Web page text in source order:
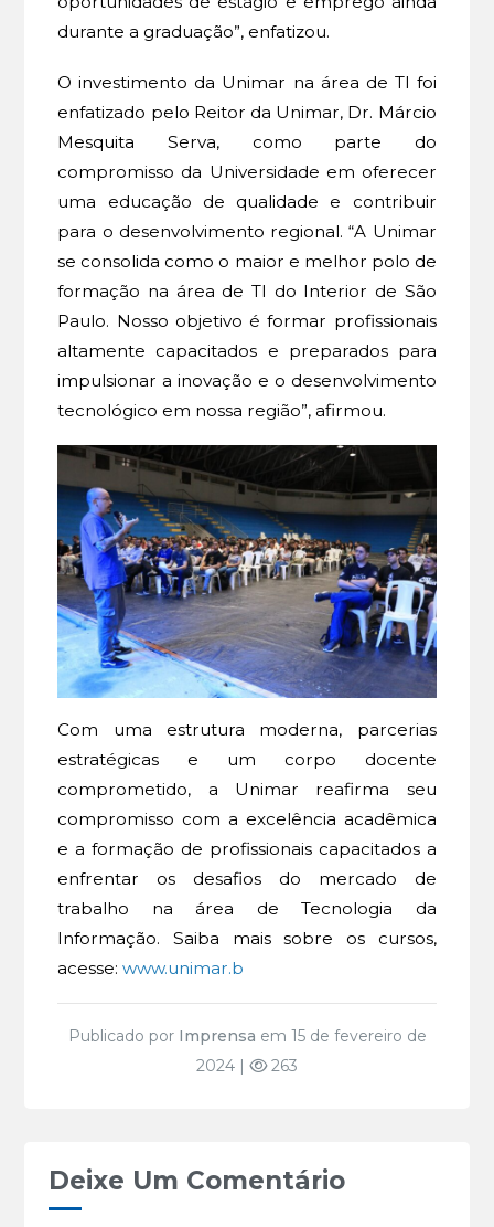
durante a graduação”, enfatizou.
O investimento da Unimar na área de TI foi
enfatizado pelo Reitor da Unimar, Dr. Márcio
Mesquita Serva, como parte do
compromisso da Universidade em oferecer
uma educação de qualidade e contribuir
para o desenvolvimento regional. “A Unimar
se consolida como o maior e melhor polo de
formação na área de TI do Interior de São
Paulo. Nosso objetivo é formar profissionais
altamente capacitados e preparados para
impulsionar a inovação e o desenvolvimento
tecnológico em nossa região”, afirmou.
Com uma estrutura moderna, parcerias
estratégicas e um corpo docente
comprometido, a Unimar reafirma seu
compromisso com a excelência acadêmica
e a formação de profissionais capacitados a
enfrentar os desafios do mercado de
trabalho na área de Tecnologia da
Informação. Saiba mais sobre os cursos,
acesse:www.unimar.b
Publicado por Imprensa em 15 de fevereiro de
2024 |
263
Deixe Um Comentário